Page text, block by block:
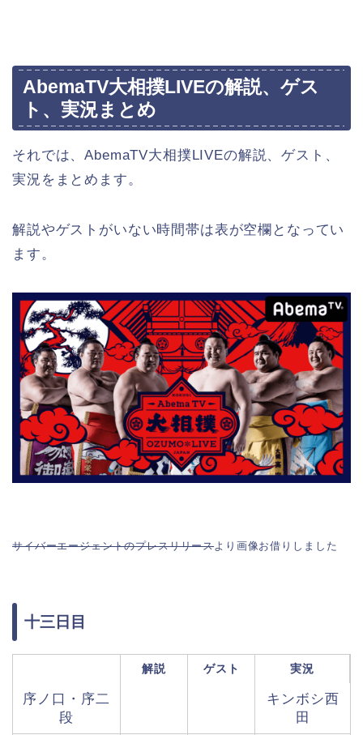
AbemaTV大相撲LIVEの解説、ゲス
ト、実況まとめ
それでは、AbemaTV大相撲LIVEの解説、ゲスト、
実況をまとめます。
解説やゲストがいない時間帯は表が空欄となってい
ます。
サイバーエージェントのプレスリリースより画像お借りしました
十三日目
解説 ゲスト 実況
序ノ口・序二
段
キンボシ西
田